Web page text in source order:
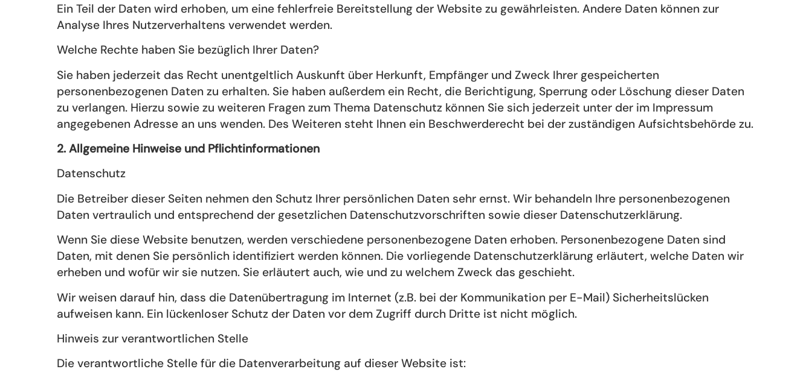
Ein Teil der Daten wird erhoben, um eine fehlerfreie Bereitstellung der Website zu gewährleisten. Andere Daten können zur
Analyse Ihres Nutzerverhaltens verwendet werden.
Welche Rechte haben Sie bezüglich Ihrer Daten?
Sie haben jederzeit das Recht unentgeltlich Auskunft über Herkunft, Empfänger und Zweck Ihrer gespeicherten
personenbezogenen Daten zu erhalten. Sie haben außerdem ein Recht, die Berichtigung, Sperrung oder Löschung dieser Daten
zu verlangen. Hierzu sowie zu weiteren Fragen zum Thema Datenschutz können Sie sich jederzeit unter der im Impressum
angegebenen Adresse an uns wenden. Des Weiteren steht Ihnen ein Beschwerderecht bei der zuständigen Aufsichtsbehörde zu.
2. Allgemeine Hinweise und Pflichtinformationen
Datenschutz
Die Betreiber dieser Seiten nehmen den Schutz Ihrer persönlichen Daten sehr ernst. Wir behandeln Ihre personenbezogenen
Daten vertraulich und entsprechend der gesetzlichen Datenschutzvorschriften sowie dieser Datenschutzerklärung.
Wenn Sie diese Website benutzen, werden verschiedene personenbezogene Daten erhoben. Personenbezogene Daten sind
Daten, mit denen Sie persönlich identifiziert werden können. Die vorliegende Datenschutzerklärung erläutert, welche Daten wir
erheben und wofür wir sie nutzen. Sie erläutert auch, wie und zu welchem Zweck das geschieht.
Wir weisen darauf hin, dass die Datenübertragung im Internet (z.B. bei der Kommunikation per E-Mail) Sicherheitslücken
aufweisen kann. Ein lückenloser Schutz der Daten vor dem Zugriff durch Dritte ist nicht möglich.
Hinweis zur verantwortlichen Stelle
Die verantwortliche Stelle für die Datenverarbeitung auf dieser Website ist: